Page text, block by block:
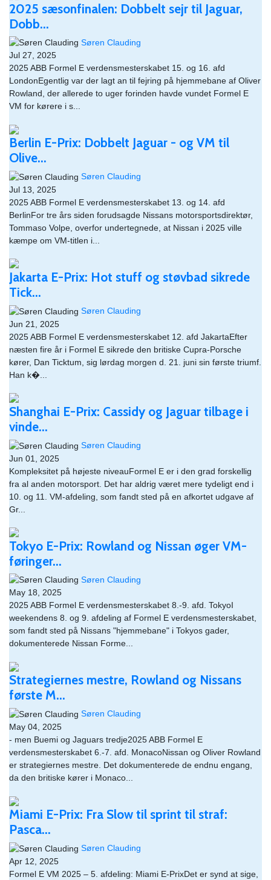
2025 sæsonfinalen: Dobbelt sejr til Jaguar,
Dobb...
Søren Clauding
Jul 27, 2025
2025 ABB Formel E verdensmesterskabet 15. og 16. afd
LondonEgentlig var der lagt an til fejring på hjemmebane af Oliver
Rowland, der allerede to uger forinden havde vundet Formel E
VM for kørere i s...
Berlin E-Prix: Dobbelt Jaguar - og VM til
Olive...
Søren Clauding
Jul 13, 2025
2025 ABB Formel E verdensmesterskabet 13. og 14. afd
BerlinFor tre års siden forudsagde Nissans motorsportsdirektør,
Tommaso Volpe, overfor undertegnede, at Nissan i 2025 ville
kæmpe om VM-titlen i...
Jakarta E-Prix: Hot stuff og støvbad sikrede
Tick...
Søren Clauding
Jun 21, 2025
2025 ABB Formel E verdensmesterskabet 12. afd JakartaEfter
næsten fire år i Formel E sikrede den britiske Cupra-Porsche
kører, Dan Ticktum, sig lørdag morgen d. 21. juni sin første triumf.
Han k�...
Shanghai E-Prix: Cassidy og Jaguar tilbage i
vinde...
Søren Clauding
Jun 01, 2025
Kompleksitet på højeste niveauFormel E er i den grad forskellig
fra al anden motorsport. Det har aldrig været mere tydeligt end i
10. og 11. VM-afdeling, som fandt sted på en afkortet udgave af
Gr...
Tokyo E-Prix: Rowland og Nissan øger VM-
føringer...
Søren Clauding
May 18, 2025
2025 ABB Formel E verdensmesterskabet 8.-9. afd. TokyoI
weekendens 8. og 9. afdeling af Formel E verdensmesterskabet,
som fandt sted på Nissans "hjemmebane" i Tokyos gader,
dokumenterede Nissan Forme...
Strategiernes mestre, Rowland og Nissans
første M...
Søren Clauding
May 04, 2025
- men Buemi og Jaguars tredje2025 ABB Formel E
verdensmesterskabet 6.-7. afd. MonacoNissan og Oliver Rowland
er strategiernes mestre. Det dokumenterede de endnu engang,
da den britiske kører i Monaco...
Miami E-Prix: Fra Slow til sprint til straf:
Pasca...
Søren Clauding
Apr 12, 2025
Formel E VM 2025 – 5. afdeling: Miami E-PrixDet er synd at sige,